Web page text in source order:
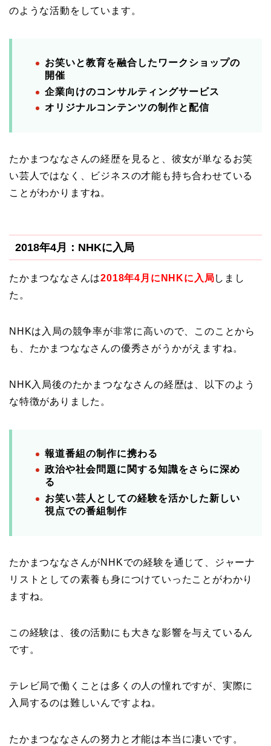
のような活動をしています。
お笑いと教育を融合したワークショップの
開催
企業向けのコンサルティングサービス
オリジナルコンテンツの制作と配信
たかまつななさんの経歴を見ると、彼女が単なるお笑
い芸人ではなく、ビジネスの才能も持ち合わせている
ことがわかりますね。
2018年4月：NHKに入局
たかまつななさんは2018年4月にNHKに入局しまし
た。
NHKは入局の競争率が非常に高いので、このことから
も、たかまつななさんの優秀さがうかがえますね。
NHK入局後のたかまつななさんの経歴は、以下のよう
な特徴がありました。
報道番組の制作に携わる
政治や社会問題に関する知識をさらに深め
る
お笑い芸人としての経験を活かした新しい
視点での番組制作
たかまつななさんがNHKでの経験を通じて、ジャーナ
リストとしての素養も身につけていったことがわかり
ますね。
この経験は、後の活動にも大きな影響を与えているん
です。
テレビ局で働くことは多くの人の憧れですが、実際に
入局するのは難しいんですよね。
たかまつななさんの努力と才能は本当に凄いです。